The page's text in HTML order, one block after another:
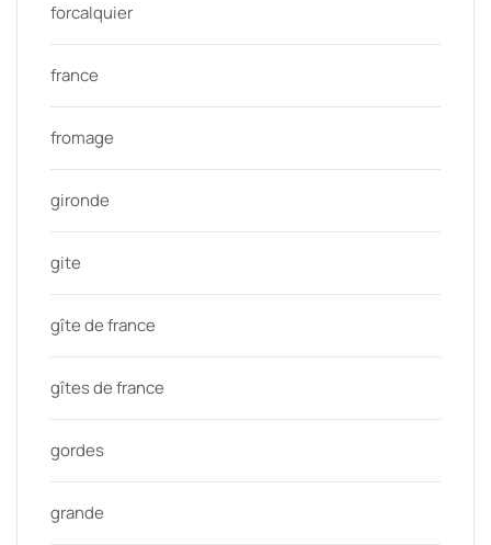
forcalquier
france
fromage
gironde
gite
gîte de france
gîtes de france
gordes
grande